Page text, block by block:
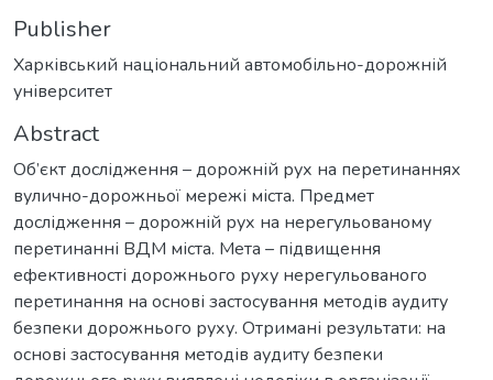
Publisher
Харківський національний автомобільно-дорожній
університет
Abstract
Об’єкт дослідження – дорожній рух на перетинаннях
вулично-дорожньої мережі міста. Предмет
дослідження – дорожній рух на нерегульованому
перетинанні ВДМ міста. Мета – підвищення
ефективності дорожнього руху нерегульованого
перетинання на основі застосування методів аудиту
безпеки дорожнього руху. Отримані результати: на
основі застосування методів аудиту безпеки